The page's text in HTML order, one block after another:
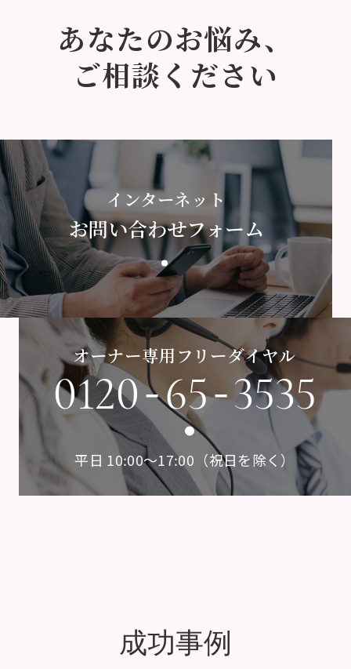
あなたのお悩み、
ご相談ください
インターネット
お問い合わせフォーム
オーナー専用フリーダイヤル
0120-65-3535
平日 10:00〜17:00（祝日を除く）
成功事例